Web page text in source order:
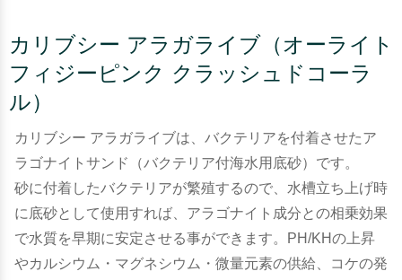
カリブシー アラガライブ（オーライト
フィジーピンク クラッシュドコーラ
ル）
カリブシー アラガライブは、バクテリアを付着させたア
ラゴナイトサンド（バクテリア付海水用底砂）です。
砂に付着したバクテリアが繁殖するので、水槽立ち上げ時
に底砂として使用すれば、アラゴナイト成分との相乗効果
で水質を早期に安定させる事ができます。PH/KHの上昇
やカルシウム・マグネシウム・微量元素の供給、コケの発